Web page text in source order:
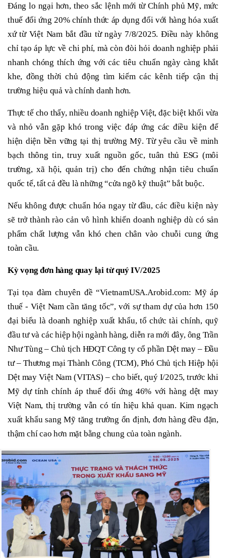
Đáng lo ngại hơn, theo sắc lệnh mới từ Chính phủ Mỹ, mức
thuế đối ứng 20% chính thức áp dụng đối với hàng hóa xuất
xứ từ Việt Nam bắt đầu từ ngày 7/8/2025. Điều này không
chỉ tạo áp lực về chi phí, mà còn đòi hỏi doanh nghiệp phải
nhanh chóng thích ứng với các tiêu chuẩn ngày càng khắt
khe, đồng thời chủ động tìm kiếm các kênh tiếp cận thị
trường hiệu quả và chính danh hơn.
Thực tế cho thấy, nhiều doanh nghiệp Việt, đặc biệt khối vừa
và nhỏ vẫn gặp khó trong việc đáp ứng các điều kiện để
hiện diện bền vững tại thị trường Mỹ. Từ yêu cầu về minh
bạch thông tin, truy xuất nguồn gốc, tuân thủ ESG (môi
trường, xã hội, quản trị) cho đến chứng nhận tiêu chuẩn
quốc tế, tất cả đều là những “cửa ngõ kỹ thuật” bắt buộc.
Nếu không được chuẩn hóa ngay từ đầu, các điều kiện này
sẽ trở thành rào cản vô hình khiến doanh nghiệp dù có sản
phẩm chất lượng vẫn khó chen chân vào chuỗi cung ứng
toàn cầu.
Kỳvọng đơn hàng quay lại từ quý IV/2025
Tại tọa đàm chuyên đề “VietnamUSA.Arobid.com: Mỹ áp
thuế - Việt Nam cần tăng tốc”, với sự tham dự của hơn 150
đại biểu là doanh nghiệp xuất khẩu, tổ chức tài chính, quỹ
đầu tư và các hiệp hội ngành hàng, diễn ra mới đây, ông Trần
Như Tùng – Chủ tịch HĐQT Công ty cổ phần Dệt may – Đầu
tư – Thương mại Thành Công (TCM), Phó Chủ tịch Hiệp hội
Dệt may Việt Nam (VITAS) – cho biết, quý I/2025, trước khi
Mỹ dự tính chính áp thuế đối ứng 46% với hàng dệt may
Việt Nam, thị trường vẫn có tín hiệu khả quan. Kim ngạch
xuất khẩu sang Mỹ tăng trưởng ổn định, đơn hàng đều đặn,
thậm chí cao hơn mặt bằng chung của toàn ngành.